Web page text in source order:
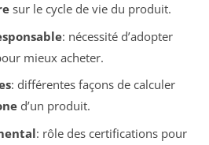
sur le cycle de vie du produit.
: nécessité d’adopter
mieux acheter.
: différentes façons de calculer
d’un produit.
: rôle des certifications pour